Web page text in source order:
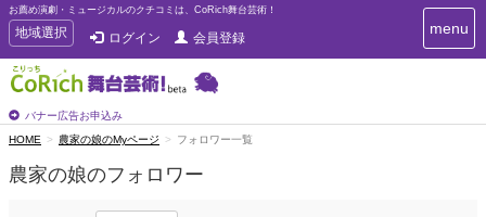
お薦め演劇・ミュージカルのクチコミは、CoRich舞台芸術！
T
o
g
g
e
n
v
地域選択 ログイン 会員登録
バナー広告お申込み
T
o
menu
HOME 農家の娘のMyページ フォロワー一覧
農家の娘のフォロワー